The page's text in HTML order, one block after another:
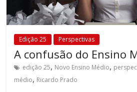
Edição 25 Perspectivas
A confusão do Ensino
edição 25, Novo Ensino Médio,
médio, Ricardo Prado